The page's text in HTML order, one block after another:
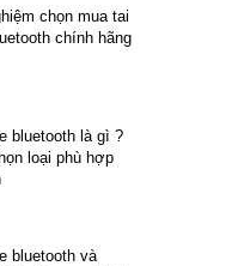
chọn mua tai
chính hãng
bluetooth là gì ?
loại phù hợp
bluetooth và